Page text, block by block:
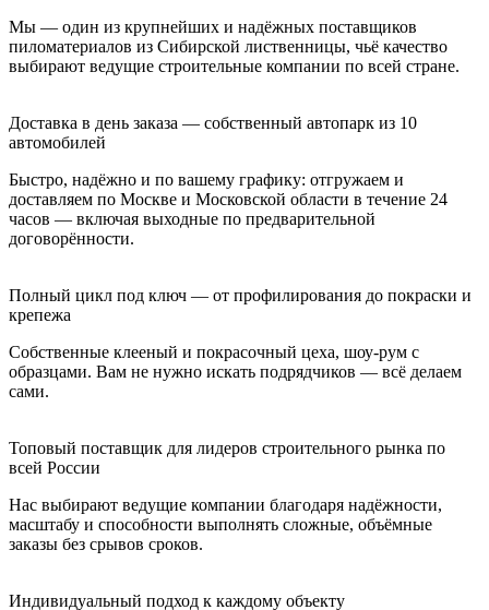
Мы — один из крупнейших и надёжных поставщиков
пиломатериалов из Сибирской лиственницы, чьё качество
выбирают ведущие строительные компании по всей стране.
Доставка в день заказа — собственный автопарк из 10
автомобилей
Быстро, надёжно и по вашему графику: отгружаем и
доставляем по Москве и Московской области в течение 24
часов — включая выходные по предварительной
договорённости.
Полный цикл под ключ — от профилирования до покраски и
крепежа
Собственные клееный и покрасочный цеха, шоу-рум с
образцами. Вам не нужно искать подрядчиков — всё делаем
сами.
Топовый поставщик для лидеров строительного рынка по
всей России
Нас выбирают ведущие компании благодаря надёжности,
масштабу и способности выполнять сложные, объёмные
заказы без срывов сроков.
Индивидуальный подход к каждому объекту